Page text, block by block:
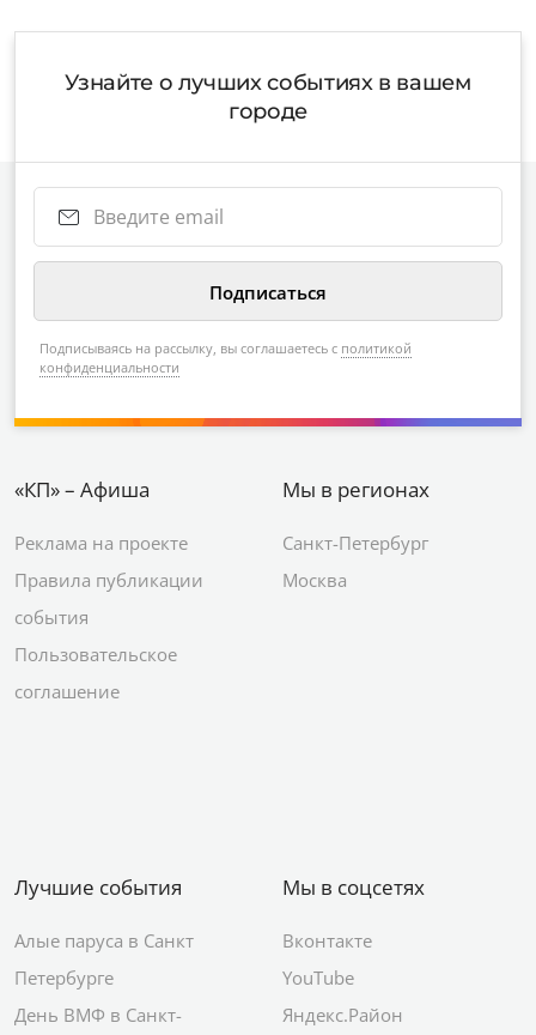
Узнайте о лучших событиях в вашем
городе
Подписываясь на рассылку, вы соглашаетесь с политикой
конфиденциальности
«КП» – Афиша
Реклама на проекте
Правила публикации
события
Пользовательское
соглашение
Мы в регионах
Санкт-Петербург
Москва
Лучшие события
Алые паруса в Санкт
Петербурге
День ВМФ в Санкт-
Мы в соцсетях
Вконтакте
YouTube
Яндекс.Район